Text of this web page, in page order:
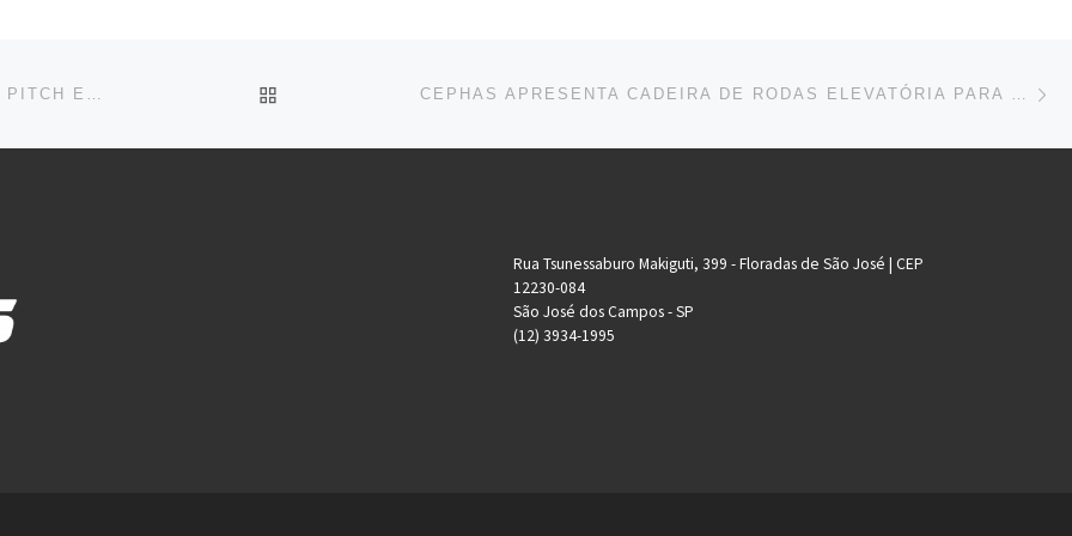
EMPRESÁRIOS AVALIAM PROJETOS DE ALUNOS EM PITCH EMPREENDEDOR DO INVOZ BACK TO POST LIST CEPHAS APRESENTA CADEIRA DE RODAS ELEVATÓRIA PARA PESSOAS PARAPLÉGICAS
Rua Tsunessaburo Makiguti, 399 - Floradas de São José | CEP
12230-084
São José dos Campos - SP
(12) 3934-1995